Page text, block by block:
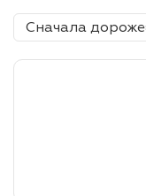
металлу
по
Сначала дороже